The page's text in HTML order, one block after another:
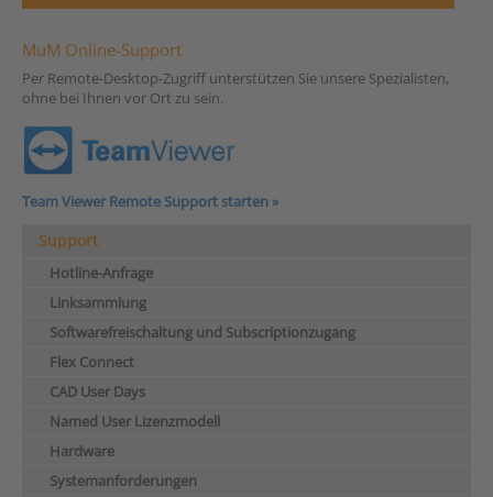
MuM Online-Support
Per Remote-Desktop-Zugriff unterstützen Sie unsere Spezialisten,
ohne bei Ihnen vor Ort zu sein.
Team Viewer Remote Support starten »
Support
Hotline-Anfrage
Linksammlung
Softwarefreischaltung und Subscriptionzugang
Flex Connect
CAD User Days
Named User Lizenzmodell
Hardware
Systemanforderungen